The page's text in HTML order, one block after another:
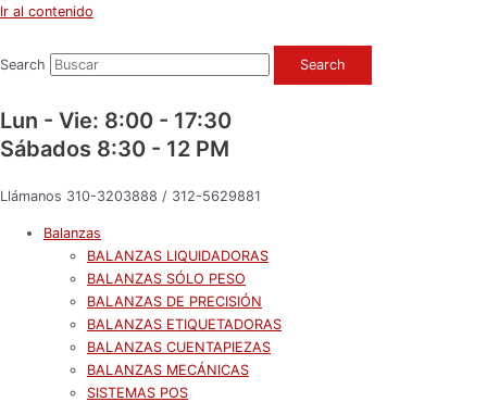
Ir al contenido
Search Search
Lun - Vie: 8:00 - 17:30
Sábados 8:30 - 12 PM
Llámanos 310-3203888 / 312-5629881
Balanzas
BALANZAS LIQUIDADORAS
BALANZAS SÓLO PESO
BALANZAS DE PRECISIÓN
BALANZAS ETIQUETADORAS
BALANZAS CUENTAPIEZAS
BALANZAS MECÁNICAS
SISTEMAS POS